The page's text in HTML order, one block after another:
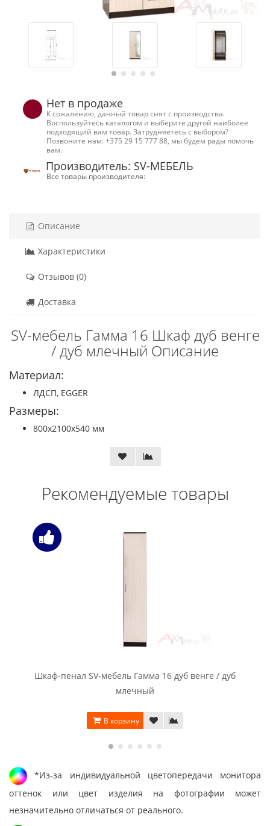
Нет в продаже
К сожалению, данный товар снят с производства.
Воспользуйтесь каталогом и выберите другой наиболее
подходящий вам товар. Затрудняетесь с выбором?
Позвоните нам: +375 29 15 777 88, мы будем рады помочь
вам.
Производитель: SV-МЕБЕЛЬ
Все товары производителя:
Описание
Характеристики
Отзывов (0)
Доставка
SV-мебель Гамма 16 Шкаф дуб венге
/ дуб млечный Описание
Материал:
ЛДСП, EGGER
Размеры:
800х2100х540 мм
Рекомендуемые товары
Шкаф-пенал SV-мебель Гамма 16 дуб венге / дуб
млечный
В корзину
*Из-за индивидуальной цветопередачи монитора
оттенок или цвет изделия на фотографии может
незначительно отличаться от реального.